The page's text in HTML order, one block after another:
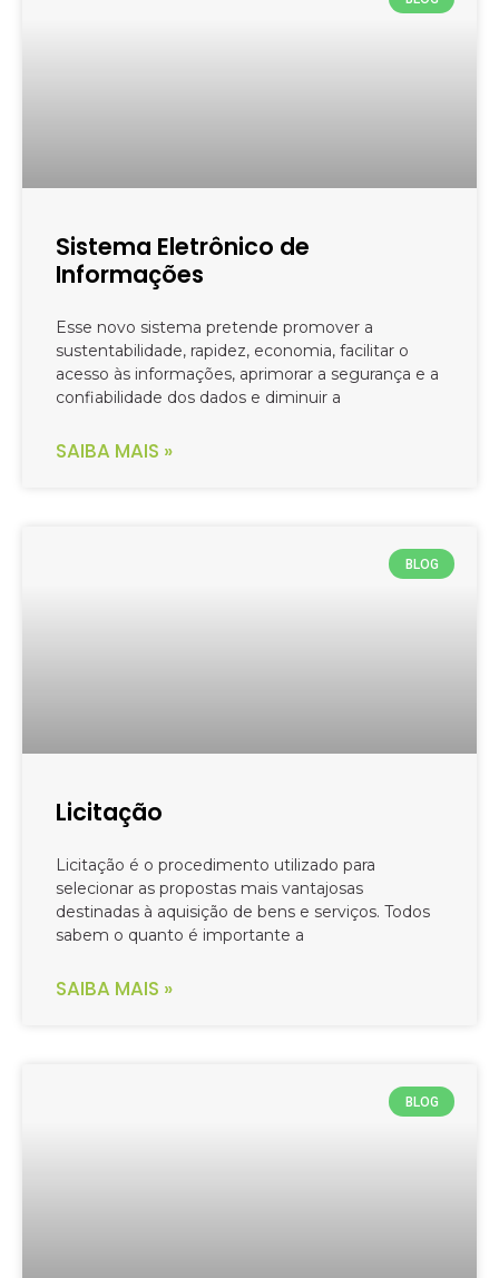
Sistema Eletrônico de
Informações
Esse novo sistema pretende promover a
sustentabilidade, rapidez, economia, facilitar o
acesso às informações, aprimorar a segurança e a
confiabilidade dos dados e diminuir a
SAIBA MAIS »
BLOG
Licitação
Licitação é o procedimento utilizado para
selecionar as propostas mais vantajosas
destinadas à aquisição de bens e serviços. Todos
sabem o quanto é importante a
SAIBA MAIS »
BLOG